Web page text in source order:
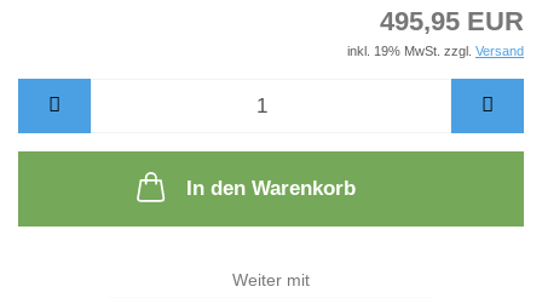
495,95 EUR
inkl. 19% MwSt. zzgl. Versand
In den Warenkorb
Weiter mit